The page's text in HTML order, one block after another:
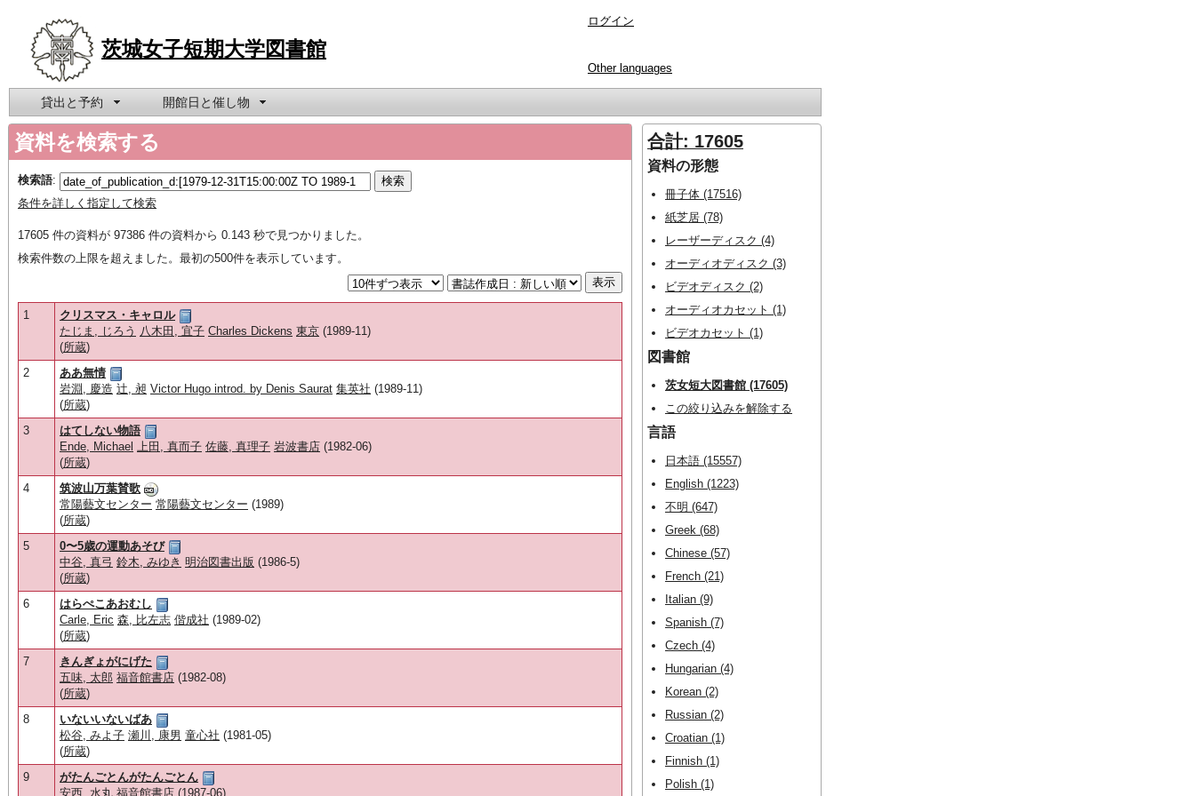
茨城女子短期大学図書館
ログイン
Other languages
貸出と予約 開館日と催し物
資料を検索する
検索語:
条件を詳しく指定して検索
17605 件の資料が 97386 件の資料から 0.143 秒で見つかりました。
検索件数の上限を超えました。最初の500件を表示しています。
1
クリスマス・キャロル
たじま, じろう 八木田, 宜子 Charles Dickens 東京 (1989-11)
(所蔵)
2
ああ無情
岩淵, 慶造 辻, 昶 Victor Hugo introd. by Denis Saurat 集英社 (1989-11)
(所蔵)
3
はてしない物語
Ende, Michael 上田, 真而子 佐藤, 真理子 岩波書店 (1982-06)
(所蔵)
4
筑波山万葉賛歌
常陽藝文センター 常陽藝文センター (1989)
(所蔵)
5
0〜5歳の運動あそび
中谷, 真弓 鈴木, みゆき 明治図書出版 (1986-5)
(所蔵)
6
はらぺこあおむし
Carle, Eric 森, 比左志 偕成社 (1989-02)
(所蔵)
7
きんぎょがにげた
五味, 太郎 福音館書店 (1982-08)
(所蔵)
8
いないいないばあ
松谷, みよ子 瀬川, 康男 童心社 (1981-05)
(所蔵)
9
がたんごとんがたんごとん
安西, 水丸 福音館書店 (1987-06)
合計: 17605
資料の形態
冊子体 (17516)
紙芝居 (78)
レーザーディスク (4)
オーディオディスク (3)
ビデオディスク (2)
オーディオカセット (1)
ビデオカセット (1)
図書館
茨女短大図書館 (17605)
この絞り込みを解除する
言語
日本語 (15557)
English (1223)
不明 (647)
Greek (68)
Chinese (57)
French (21)
Italian (9)
Spanish (7)
Czech (4)
Hungarian (4)
Korean (2)
Russian (2)
Croatian (1)
Finnish (1)
Polish (1)